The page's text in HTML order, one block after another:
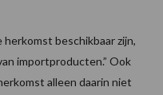
beschikbaar zijn,
importproducten.” Ook
alleen daarin niet